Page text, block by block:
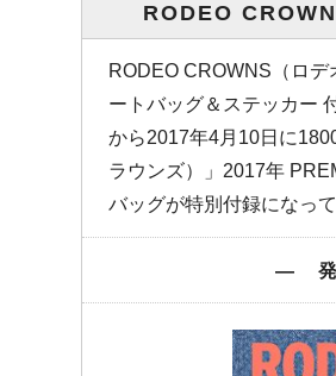
RODEO
RODEO CROWNS（ロデ
ートバッグ＆ステッカー
から2017年4月10日に
ラウンズ）」2017年
バッグが特別付録になっ
― 発